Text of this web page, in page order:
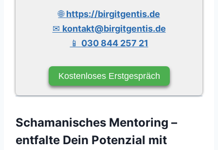
🌐https://birgitgentis.de
✉ kontakt@birgitgentis.de
📱 030 844 257 21
Kostenloses Erstgespräch
Schamanisches Mentoring –
entfalte Dein Potenzial mit